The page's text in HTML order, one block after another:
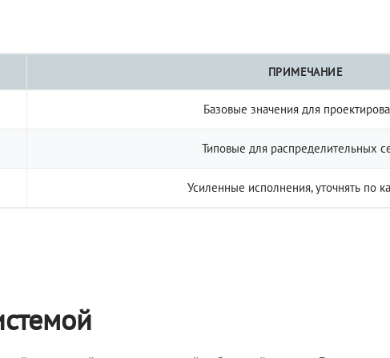
ПРИМЕЧАНИЕ
Базовые значения для
Типовые для распределительных
Усиленные исполнения, уточнять по